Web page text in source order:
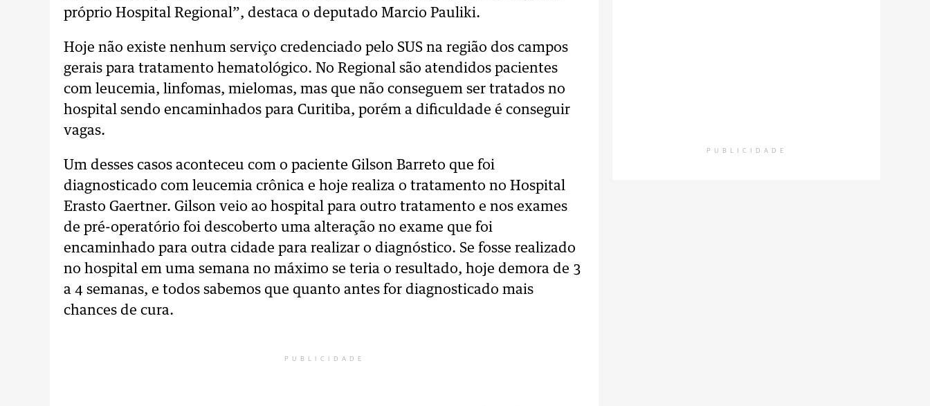
próprio Hospital Regional”, destaca o deputado Marcio Pauliki.
Hoje não existe nenhum serviço credenciado pelo SUS na região dos campos
gerais para tratamento hematológico. No Regional são atendidos pacientes
com leucemia, linfomas, mielomas, mas que não conseguem ser tratados no
hospital sendo encaminhados para Curitiba, porém a dificuldade é conseguir
vagas.
Um desses casos aconteceu com o paciente Gilson Barreto que foi
diagnosticado com leucemia crônica e hoje realiza o tratamento no Hospital
Erasto Gaertner. Gilson veio ao hospital para outro tratamento e nos exames
de pré-operatório foi descoberto uma alteração no exame que foi
encaminhado para outra cidade para realizar o diagnóstico. Se fosse realizado
no hospital em uma semana no máximo se teria o resultado, hoje demora de 3
a 4 semanas, e todos sabemos que quanto antes for diagnosticado mais
chances de cura.
PUBLICIDADE
PUBLICIDADE